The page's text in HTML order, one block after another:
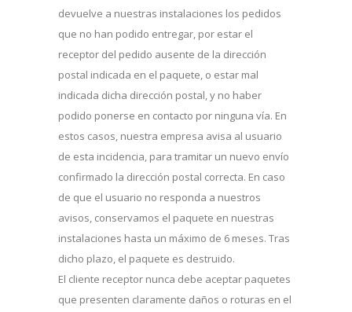
devuelve a nuestras instalaciones los pedidos
que no han podido entregar, por estar el
receptor del pedido ausente de la dirección
postal indicada en el paquete, o estar mal
indicada dicha dirección postal, y no haber
podido ponerse en contacto por ninguna vía. En
estos casos, nuestra empresa avisa al usuario
de esta incidencia, para tramitar un nuevo envío
confirmado la dirección postal correcta. En caso
de que el usuario no responda a nuestros
avisos, conservamos el paquete en nuestras
instalaciones hasta un máximo de 6 meses. Tras
dicho plazo, el paquete es destruido.
El cliente receptor nunca debe aceptar paquetes
que presenten claramente daños o roturas en el